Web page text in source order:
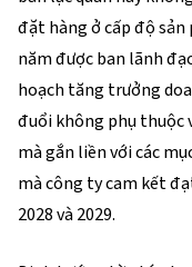
đặt hàng ở cấp độ
năm được ban lãnh
hoạch tăng trưởng
đuổi không phụ thuộc
mà gắn liền với các
mà công ty cam kết
2028 và 2029.